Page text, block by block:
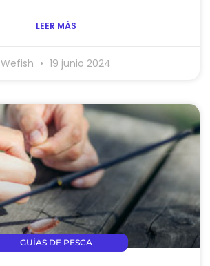
LEER MÁS
Wefish 19 junio 2024
GUÍAS DE PESCA